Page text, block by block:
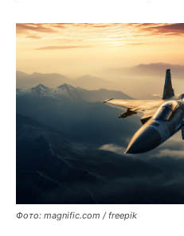
Фото: magnific.com / freepik